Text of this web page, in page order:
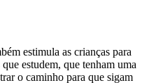
estimula as crianças para
estudem, que tenham uma
o caminho para que sigam